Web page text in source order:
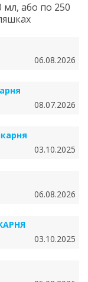
мл, або по 250
06.08.2026
08.07.2026
03.10.2025
06.08.2026
03.10.2025